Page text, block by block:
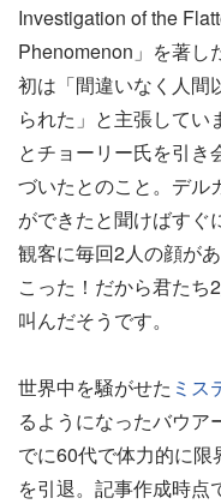
Investigation of the
Phenomenon」を著し
初は「間違いなく人間
られた」と主張してい
とチョーリー氏を引き
づいたとのこと。デル
ができたと聞けばすぐ
観客に毎回2人の顔が
こった！だから君たち
叫んだそうです。
世界中を騒がせた ミス
るようになったバウア
でに60代で体力的に限
を引退。記事作成時点